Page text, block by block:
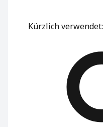
Kürzlich verwendet: